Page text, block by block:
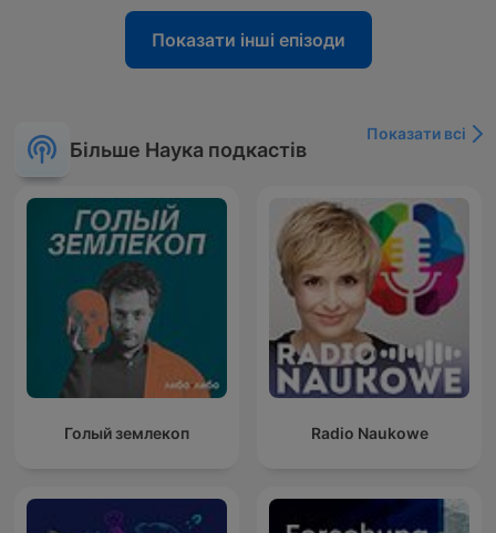
Показати інші епізоди
Більше Наука подкастів
Показати всі
Голый землекоп Radio Naukowe